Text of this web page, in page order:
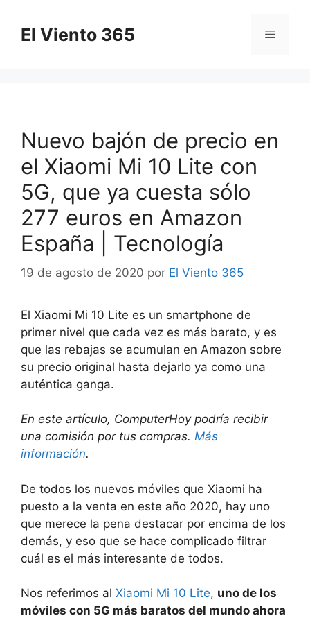
contenido
El Viento 365 Menú
Nuevo bajón de precio en
el Xiaomi Mi 10 Lite con
5G, que ya cuesta sólo
277 euros en Amazon
España | Tecnología
19 de agosto de 2020 por El Viento 365
El Xiaomi Mi 10 Lite es un smartphone de
primer nivel que cada vez es más barato, y es
que las rebajas se acumulan en Amazon sobre
su precio original hasta dejarlo ya como una
auténtica ganga.
En este artículo, ComputerHoy podría recibir
una comisión por tus compras. Más
información.
De todos los nuevos móviles que Xiaomi ha
puesto a la venta en este año 2020, hay uno
que merece la pena destacar por encima de los
demás, y eso que se hace complicado filtrar
cuál es el más interesante de todos.
Nos referimos al Xiaomi Mi 10 Lite, uno de los
móviles con 5G más baratos del mundo ahora